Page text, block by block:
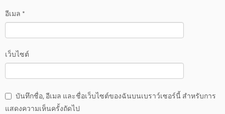
อีเมล *
เว็บไซต์
บันทึกชื่อ, อีเมล และชื่อเว็บไซต์ของฉันบนเบราว์เซอร์นี้ สำหรับการ
แสดงความเห็นครั้งถัดไป